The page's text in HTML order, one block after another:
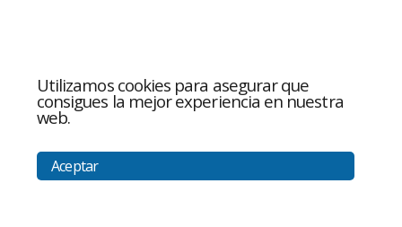
Utilizamos cookies para asegurar que
consigues la mejor experiencia en nuestra
web.
Aceptar